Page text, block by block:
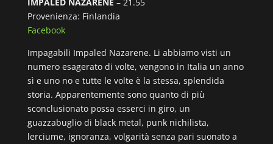
Provenienza: Finlandia
Facebook
Impagabili Impaled Nazarene. Li abbiamo visti un
numero esagerato di volte, vengono in Italia un anno
sì e uno no e tutte le volte è la stessa, splendida
storia. Apparentemente sono quanto di più
sconclusionato possa esserci in giro, un
guazzabuglio di black metal, punk nichilista,
lerciume, ignoranza, volgarità senza pari suonato a